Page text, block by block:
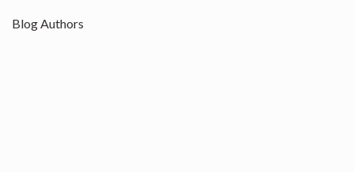
Blog Authors